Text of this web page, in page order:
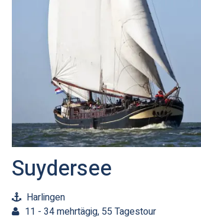
Suydersee
Harlingen
11 - 34 mehrtägig, 55 Tagestour